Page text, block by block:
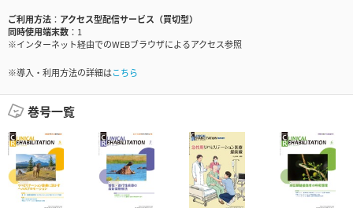
ご利用方法
アクセス型配信サービス（買切型）
同時使用端末数
1
※インターネット経由でのWEBブラウザによるアクセス参照
※導入・利用方法の詳細はこちら
巻号一覧